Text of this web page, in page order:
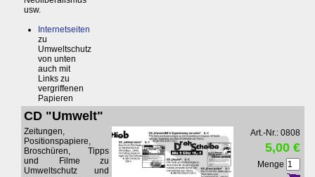
usw.
Internetseiten
zu
Umweltschutz
von unten
auch mit
Links zu
vergriffenen
Papieren
CD "Umwelt"
Zeitungen,
Positionspapiere,
Broschüren, Tipps
und Filme zu
Umweltschutz und
Art.-Nr.: 0808
5,00 €
Menge